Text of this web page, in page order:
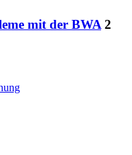
mit der BWA 2